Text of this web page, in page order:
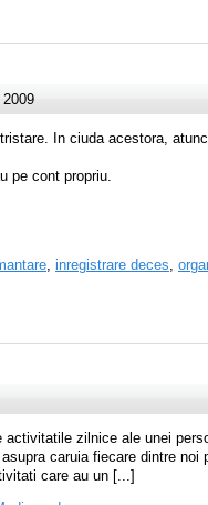
2009
In ciuda acestora,
pe cont propriu.
, inregistrare deces,
zilnice ale unei
caruia fiecare dintre
care au un [...]